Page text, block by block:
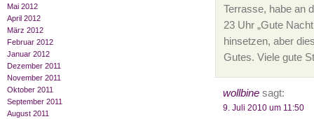
Mai 2012
April 2012
März 2012
Februar 2012
Januar 2012
Dezember 2011
November 2011
Oktober 2011
September 2011
August 2011
Terrasse, habe an
23 Uhr „Gute
hinsetzen, aber
Gutes. Viele gute
wollbinesagt:
9. Juli 2010 um 11:50